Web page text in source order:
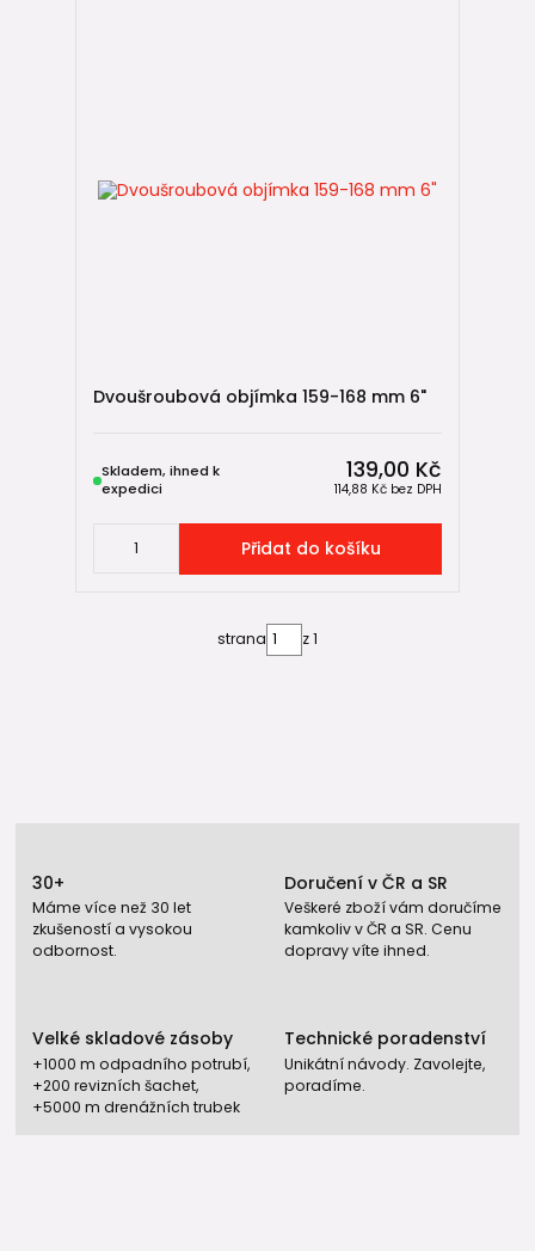
Dvoušroubová objímka 159-168 mm 6"
139,00 Kč
114,88 Kč bez DPH
Skladem, ihned k
expedici
Přidat do košíku
strana z 1
30+
Máme více než 30 let
zkušeností a vysokou
odbornost.
Doručení v ČR a SR
Veškeré zboží vám doručíme
kamkoliv v ČR a SR. Cenu
dopravy víte ihned.
Velké skladové zásoby
+1000 m odpadního potrubí,
+200 revizních šachet,
+5000 m drenážních trubek
Technické poradenství
Unikátní návody. Zavolejte,
poradíme.